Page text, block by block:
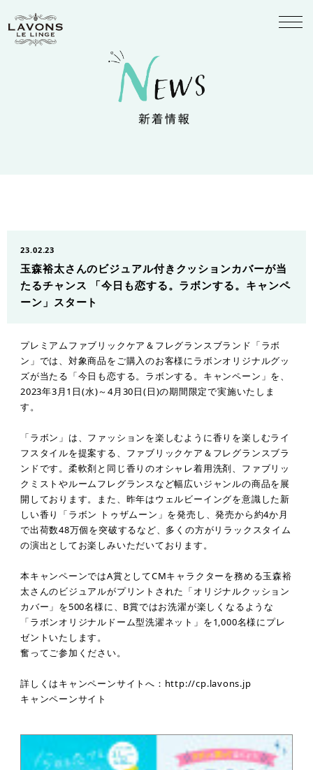
23.02.23
玉森裕太さんのビジュアル付きクッションカバーが当
たるチャンス 「今日も恋する。ラボンする。キャンペ
ーン」スタート
プレミアムファブリックケア＆フレグランスブランド「ラボ
ン」では、対象商品をご購入のお客様にラボンオリジナルグッ
ズが当たる「今日も恋する。ラボンする。キャンペーン」を、
2023年3月1日(水)～4月30日(日)の期間限定で実施いたしま
す。
「ラボン」は、ファッションを楽しむように香りを楽しむライ
フスタイルを提案する、ファブリックケア＆フレグランスブラ
ンドです。柔軟剤と同じ香りのオシャレ着用洗剤、ファブリッ
クミストやルームフレグランスなど幅広いジャンルの商品を展
開しております。また、昨年はウェルビーイングを意識した新
しい香り「ラボン トゥザムーン」を発売し、発売から約4か月
で出荷数48万個を突破するなど、多くの方がリラックスタイム
の演出としてお楽しみいただいております。
本キャンペーンではA賞としてCMキャラクターを務める玉森裕
太さんのビジュアルがプリントされた「オリジナルクッション
カバー」を500名様に、B賞ではお洗濯が楽しくなるような
「ラボンオリジナルドーム型洗濯ネット」を1,000名様にプレ
ゼントいたします。
奮ってご参加ください。
詳しくはキャンペーンサイトへ：http://cp.lavons.jp
キャンペーンサイト